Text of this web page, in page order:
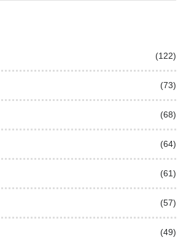
(122)
(73)
(68)
(64)
(61)
(57)
(49)